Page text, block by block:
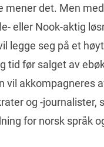
mener det. Men
eller Nook-aktig
legge seg på et
tid før salget av
vil akkompagneres
og -journalister,
for norsk språk